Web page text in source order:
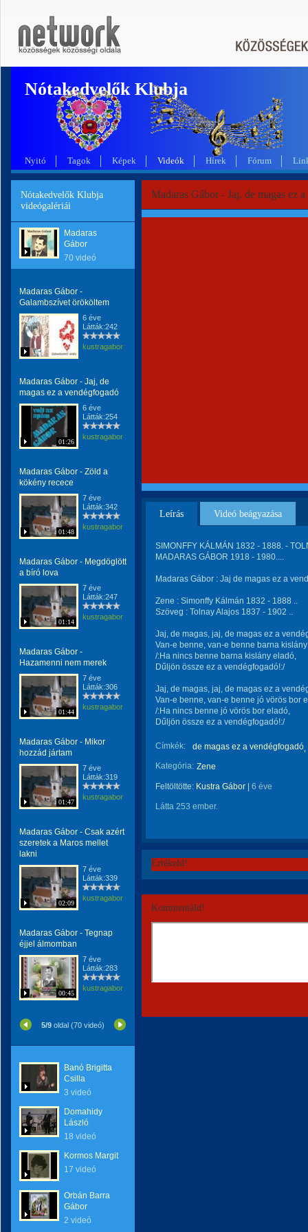
Nótakedvelők Klubja
Nyitó Tagok Képek Videók Hírek Fórum
Nótakedvelők Klubja
videógalériái
Madaras
Gábor
70 videó
Madaras Gábor -
Galambszívet örököltem
6 éve
Látták:242
kustragabor
Madaras Gábor - Jaj, de
magas ez a vendégfogadó
01:26
6 éve
Látták:254
kustragabor
Madaras Gábor - Zöld a
kökény recece
01:48
7 éve
Látták:342
kustragabor
Madaras Gábor - Megdöglött
a bíró lova
01:14
7 éve
Látták:247
kustragabor
Madaras Gábor -
Hazamenni nem merek
01:44
7 éve
Látták:306
kustragabor
Madaras Gábor - Mikor
hozzád jártam
01:47
7 éve
Látták:319
kustragabor
Madaras Gábor - Csak azért
szeretek a Maros mellet
lakni
02:09
7 éve
Látták:339
kustragabor
Madaras Gábor - Tegnap
éjjel álmomban
00:45
7 éve
Látták:283
kustragabor
5/9 oldal (70 videó)
Banó Brigitta
Csilla
3 videó
Domahidy
László
18 videó
Kormos Margit
17 videó
Orbán Barra
Gábor
2 videó
Madaras Gábor - Jaj, de magas ez
Leírás Videó beágyazása
SIMONFFY KÁLMÁN 1832 - 1888. -
MADARAS GÁBOR 1918 - 1980....
Madaras Gábor : Jaj de magas ez a
Zene : Simonffy Kálmán 1832 - 1888 ..
Szöveg : Tolnay Alajos 1837 - 1902 ..
Jaj, de magas, jaj, de magas ez a
Van-e benne, van-e benne barna
/:Ha nincs benne barna kislány eladó,
Dűljön össze ez a vendégfogadó!:/
Jaj, de magas, jaj, de magas ez a
Van-e benne, van-e benne jó vörös bor
/:Ha nincs benne jó vörös bor eladó,
Dűljön össze ez a vendégfogadó!:/
Címkék:
de magas ez a vendégfogadó
Kategória: Zene
Feltöltötte: Kustra Gábor 6 éve
Látta 253 ember.
Értékeld!
Kommentáld!